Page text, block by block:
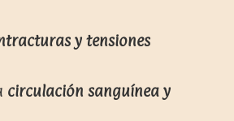
y tensiones
circulación sanguínea y